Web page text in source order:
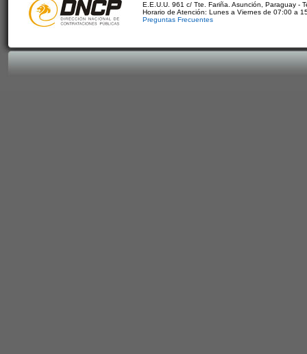
E.E.U.U. 961 c/ Tte. Fariña. Asunción, Paraguay -
Horario de Atención: Lunes a Viernes de 07:00 a
Preguntas Frecuentes